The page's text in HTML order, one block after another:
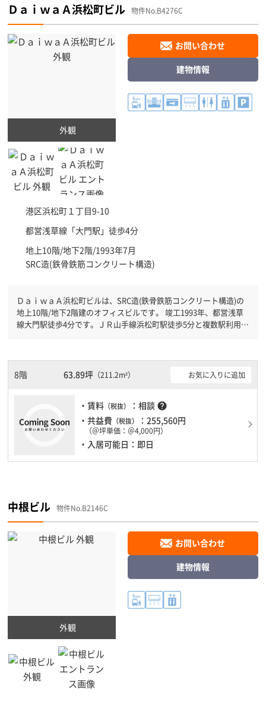
ＤａｉｗａＡ浜松町ビル 物件No.B4276C
外観
港区浜松町１丁目9-10
都営浅草線「大門駅 」徒歩4分
地上10階/地下2階/1993年7月
SRC造(鉄骨鉄筋コンクリート構造)
お問い合わせ
建物情報
ＤａｉｗａＡ浜松町ビルは、SRC造(鉄骨鉄筋コンクリート構造)の
地上10階/地下2階建のオフィスビルです。 竣工1993年、都営浅草
線大門駅徒歩4分です。ＪＲ山手線浜松町駅徒歩5分と複数駅利用可
されている方にオススメです。駐車場完備なので、車の必要なお客
様には必見です。１フロア１００坪以上ある大型ビルです。ＥＶが
8階 63.89坪（211.2m²） お気に入りに追加
・賃料 （税抜） ：相談 help
・共益費 （税抜） ：255,560円
（＠坪単価：＠4,000円）
・入居可能日：即日
中根ビル 物件No.B2146C
外観
お問い合わせ
建物情報